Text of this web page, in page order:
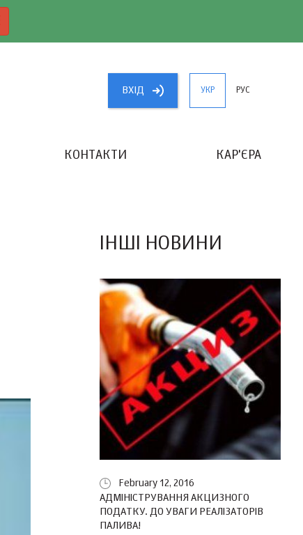
ВХIД УКР РУС
КОНТАКТИ КАР'ЄРА
ІНШІ НОВИНИ
February 12, 2016
АДМІНІСТРУВАННЯ АКЦИЗНОГО
ПОДАТКУ. ДО УВАГИ РЕАЛІЗАТОРІВ
ПАЛИВА!